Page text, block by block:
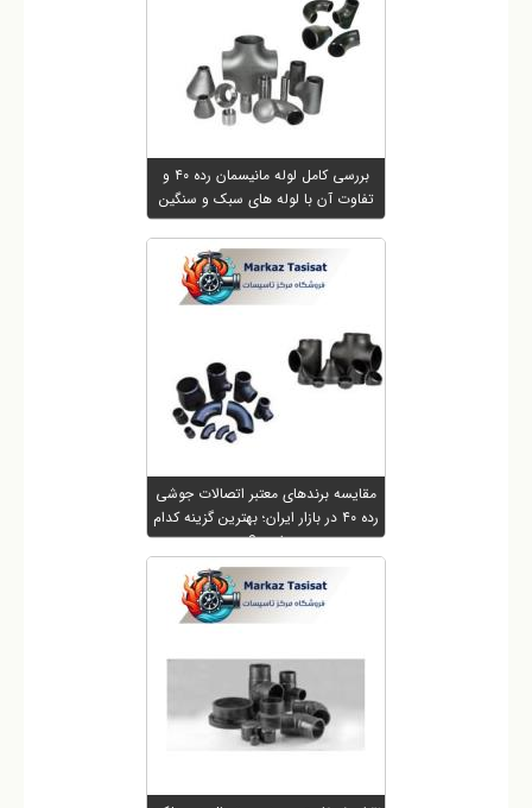
بررسی کامل لوله مانیسمان رده ۴۰ و
تفاوت آن با لوله های سبک و سنگین
مقایسه برندهای معتبر اتصالات جوشی
رده ۴۰ در بازار ایران؛ بهترین گزینه کدام
است؟